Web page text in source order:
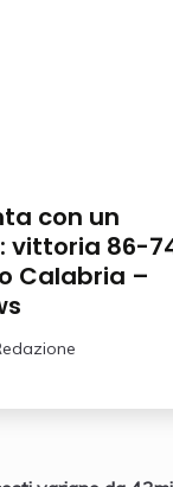
con un
vittoria 86-
Calabria –